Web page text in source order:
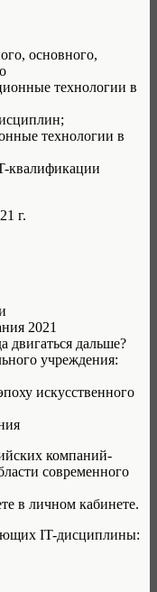
основного,
технологии в
технологии в
квалификации
г.
2021
двигаться дальше?
учреждения:
искусственного
компаний-
современного
в личном кабинете.
IT-дисциплины: